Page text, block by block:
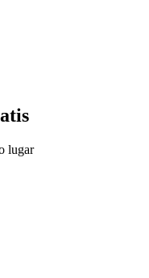
lugar